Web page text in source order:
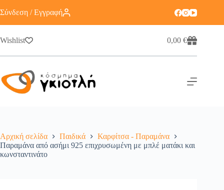
Σύνδεση / Εγγραφή
Wishlist 0,00€
Αρχική σελίδα Παιδικά
Καρφίτσα - Παραμάνα
Παραμάνα από ασήμι 925 επιχρυσωμένη με μπλέ ματάκι και
κωνσταντινάτο